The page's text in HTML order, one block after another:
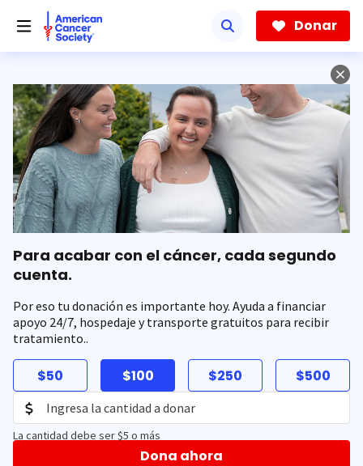
hacia
contenido
Donar
Para acabar con el cáncer, cada segundo
cuenta.
Por eso tu donación es importante hoy. Ayuda a financiar
apoyo 24/7, hospedaje y transporte gratuitos para recibir
tratamiento..
$50 $100 $250 $500
La cantidad debe ser $5 o más
Dona ahora